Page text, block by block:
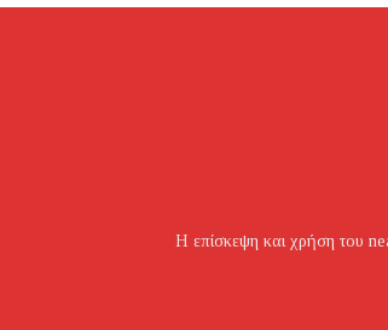
Η επίσκεψη και χρήση του